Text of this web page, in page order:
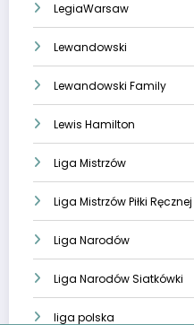
LegiaWarsaw
Lewandowski
Lewandowski Family
Lewis Hamilton
Liga Mistrzów
Liga Mistrzów Piłki Ręcznej
Liga Narodów
Liga Narodów Siatkówki
liga polska